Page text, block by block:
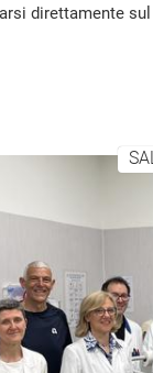
direttamente